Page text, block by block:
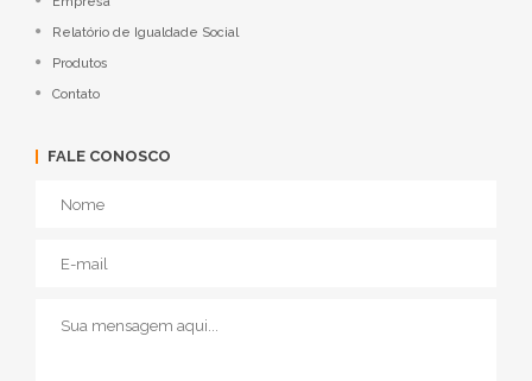
Relatório de Igualdade Social
Produtos
Contato
FALE CONOSCO